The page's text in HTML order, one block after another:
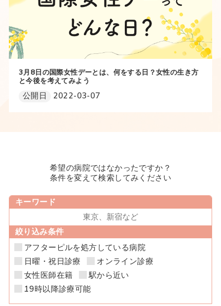
3月8日の国際女性デーとは、何をする日？女性の生き方
と今後を考えてみよう
公開日 2022-03-07
希望の病院ではなかったですか？
条件を変えて検索してみください
キーワード
絞り込み条件
アフターピルを処方している病院
日曜・祝日診療
オンライン診療
女性医師在籍
駅から近い
19時以降診療可能